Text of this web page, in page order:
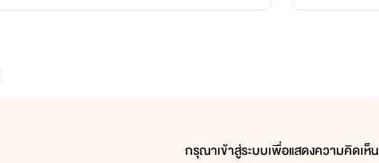
กรุณาเข้าสู่ระบบเพื่อแสดงความคิดเห็น